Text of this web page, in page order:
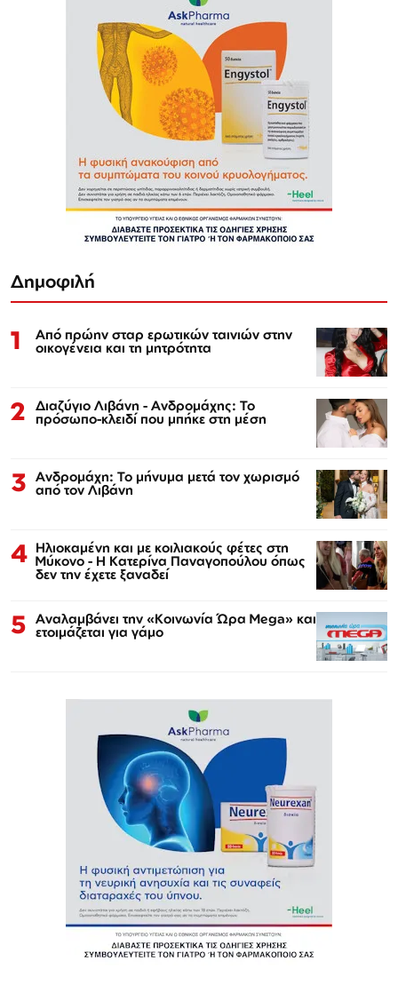
Δημοφιλή
1 Από πρώην σταρ ερωτικών ταινιών στην
οικογένεια και τη μητρότητα
2 Διαζύγιο Λιβάνη - Ανδρομάχης: Το
πρόσωπο-κλειδί που μπήκε στη μέση
3 Ανδρομάχη: Το μήνυμα μετά τον χωρισμό
από τον Λιβάνη
4 Ηλιοκαμένη και με κοιλιακούς φέτες στη
Μύκονο - Η Κατερίνα Παναγοπούλου όπως
δεν την έχετε ξαναδεί
5 Αναλαμβάνει την «Κοινωνία Ώρα Mega» και
ετοιμάζεται για γάμο